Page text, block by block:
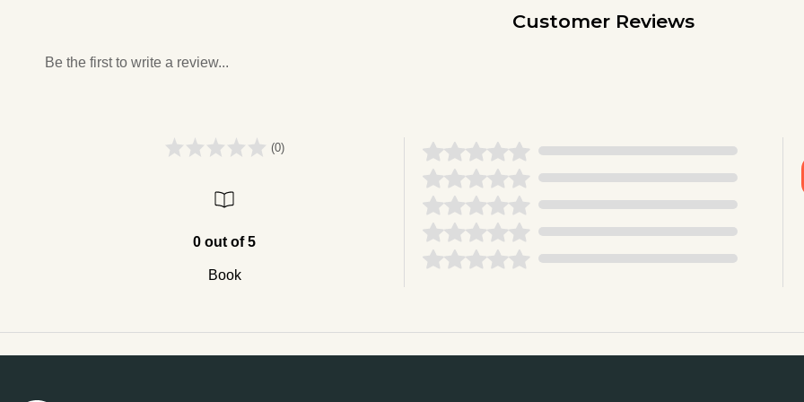
Customer Reviews
Be the first to write a review...
(0)
0 out of 5
Book